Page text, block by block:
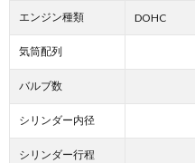
エンジン種類 DOHC
気筒配列
バルブ数
シリンダー内径
シリンダー行程